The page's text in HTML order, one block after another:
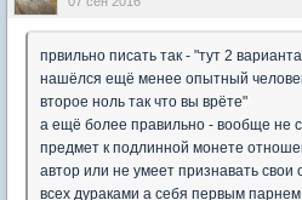
првильно писать так - "тут 2
нашёлся ещё менее опытный
второе ноль так что вы врёте"
а ещё более правильно - вообще не
предмет к подлинной монете
автор или не умеет признавать
всех дураками а себя первым